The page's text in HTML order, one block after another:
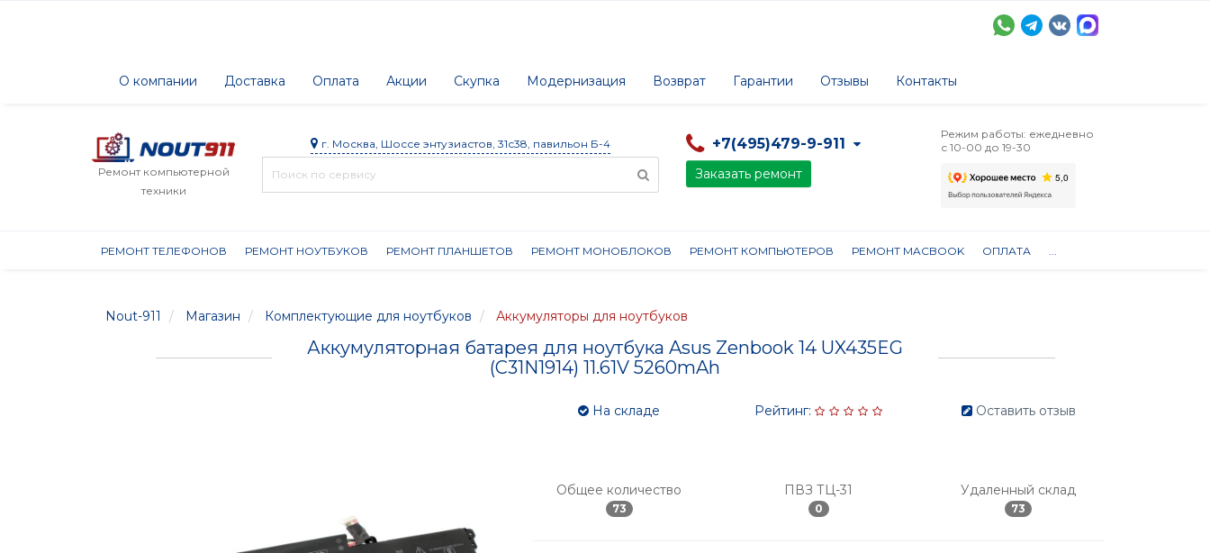
О компании Доставка Оплата Акции Скупка Модернизация Возврат Гарантии Отзывы Контакты
Ремонт компьютерной
техники
г. Москва, Шоссе энтузиастов, 31с38, павильон Б-4 +7(495)479-9-911
Заказать ремонт
Режим работы: ежедневно
с 10-00 до 19-30
РЕМОНТ ТЕЛЕФОНОВ РЕМОНТ НОУТБУКОВ РЕМОНТ ПЛАНШЕТОВ РЕМОНТ МОНОБЛОКОВ РЕМОНТ КОМПЬЮТЕРОВ РЕМОНТ MACBOOK ОПЛАТА ...
Nout-911 Магазин Комплектующие для ноутбуков Аккумуляторы для ноутбуков
Аккумуляторная батарея для ноутбукa Asus Zenbook 14 UX435EG
(C31N1914) 11.61V 5260mAh
На складе
Общее количество
73
Рейтинг:
ПВЗ ТЦ-31
0
Оставить отзыв
Удаленный склад
73